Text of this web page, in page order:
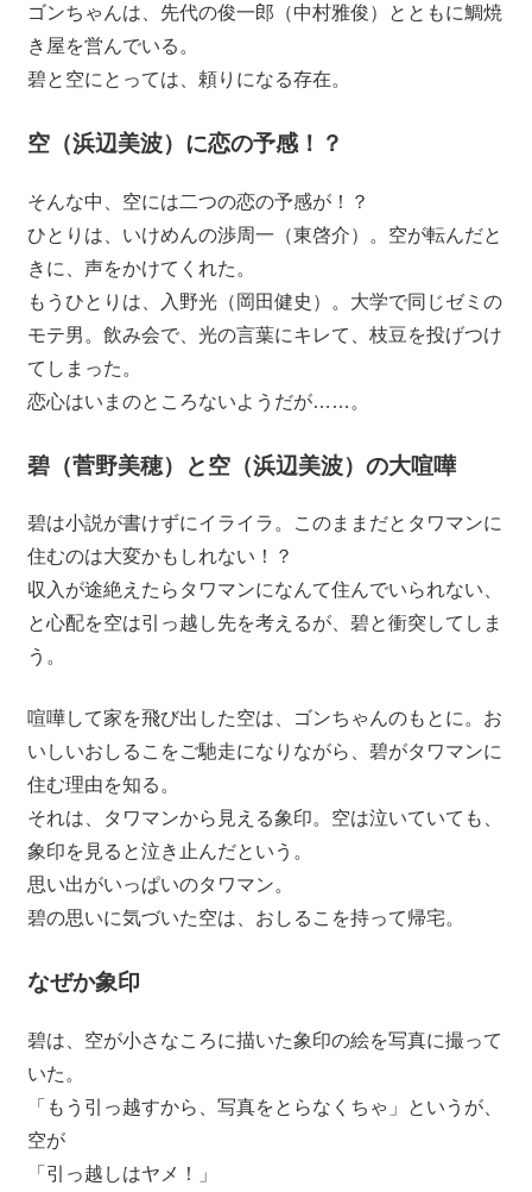
ゴンちゃんは、先代の俊一郎（中村雅俊）とともに鯛焼
き屋を営んでいる。
碧と空にとっては、頼りになる存在。
空（浜辺美波）に恋の予感！？
そんな中、空には二つの恋の予感が！？
ひとりは、いけめんの渉周一（東啓介）。空が転んだと
きに、声をかけてくれた。
もうひとりは、入野光（岡田健史）。大学で同じゼミの
モテ男。飲み会で、光の言葉にキレて、枝豆を投げつけ
てしまった。
恋心はいまのところないようだが……。
碧（菅野美穂）と空（浜辺美波）の大喧嘩
碧は小説が書けずにイライラ。このままだとタワマンに
住むのは大変かもしれない！？
収入が途絶えたらタワマンになんて住んでいられない、
と心配を空は引っ越し先を考えるが、碧と衝突してしま
う。
喧嘩して家を飛び出した空は、ゴンちゃんのもとに。お
いしいおしるこをご馳走になりながら、碧がタワマンに
住む理由を知る。
それは、タワマンから見える象印。空は泣いていても、
象印を見ると泣き止んだという。
思い出がいっぱいのタワマン。
碧の思いに気づいた空は、おしるこを持って帰宅。
なぜか象印
碧は、空が小さなころに描いた象印の絵を写真に撮って
いた。
「もう引っ越すから、写真をとらなくちゃ」というが、
空が
「引っ越しはヤメ！」